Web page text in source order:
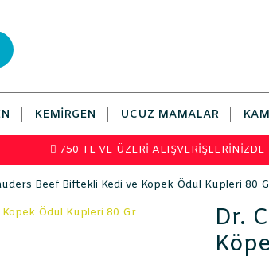
KEMIRGEN UCUZ MAMALAR
750 TL VE ÜZERİ ALIŞVERİŞLERİNİZDE
Beef Biftekli Kedi ve Köpek Ödül Küpleri 80
Dr.